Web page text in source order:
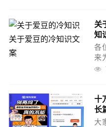
识
些
关
知
各
来
识
还
是
十
长
大